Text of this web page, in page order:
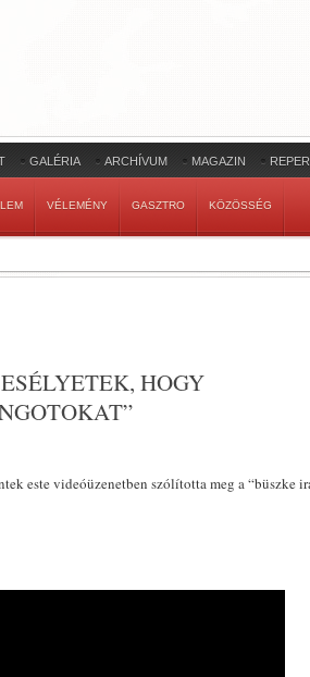
GALÉRIA ARCHÍVUM MAGAZIN
VÉLEMÉNY GASZTRO KÖZÖSSÉG
HOGY
este videóüzenetben szólította meg a “büszke